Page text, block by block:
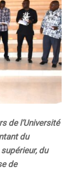
de l’Université
du
du
de